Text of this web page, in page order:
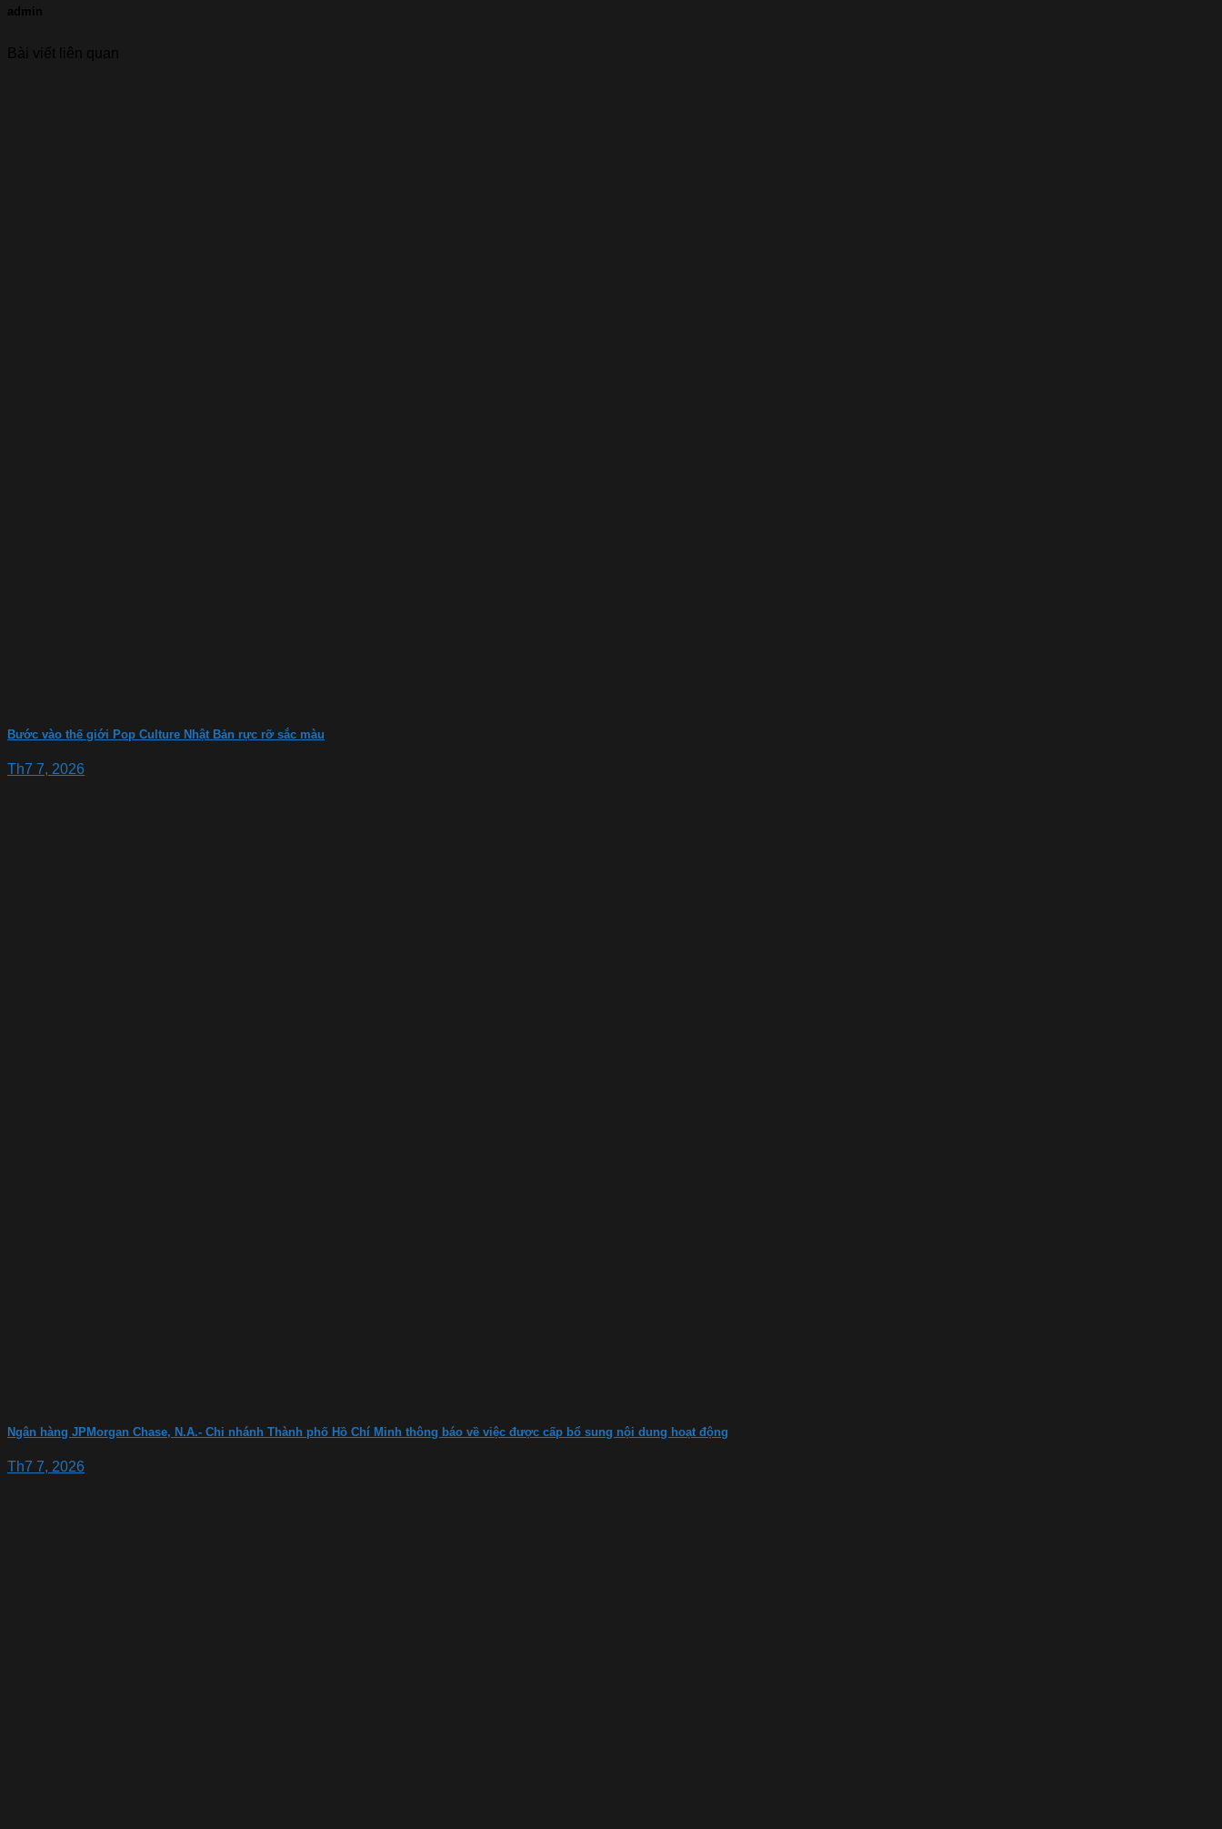
admin
Bài viết liên quan
Bước vào thế giới Pop Culture Nhật Bản rực rỡ sắc màu
Th7 7, 2026
Ngân hàng JPMorgan Chase, N.A.- Chi nhánh Thành phố Hồ Chí Minh thông báo về việc được cấp bổ sung nội dung hoạt động
Th7 7, 2026